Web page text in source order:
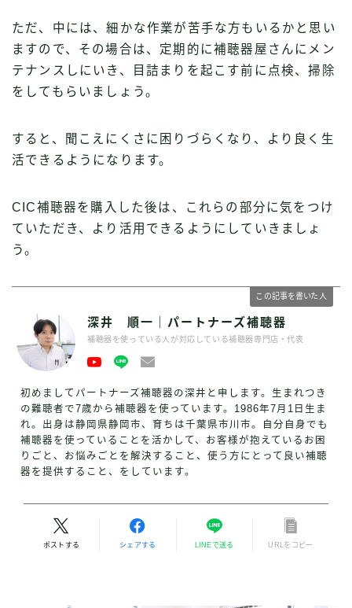
ただ、中には、細かな作業が苦手な方もいるかと思い
ますので、その場合は、定期的に補聴器屋さんにメン
テナンスしにいき、目詰まりを起こす前に点検、掃除
をしてもらいましょう。
すると、聞こえにくさに困りづらくなり、より良く生
活できるようになります。
CIC補聴器を購入した後は、これらの部分に気をつけ
ていただき、より活用できるようにしていきましょ
う。
この記事を書いた人
深井 順一｜パートナーズ補聴器
補聴器を使っている人が対応している補聴器専門店・代表
初めましてパートナーズ補聴器の深井と申します。生まれつき
の難聴者で7歳から補聴器を使っています。1986年7月1日生ま
れ。出身は静岡県静岡市、育ちは千葉県市川市。自分自身でも
補聴器を使っていることを活かして、お客様が抱えているお困
りごと、お悩みごとを解決すること、使う方にとって良い補聴
器を提供すること、をしています。
ポストする シェアする LINEで送る URLをコピー